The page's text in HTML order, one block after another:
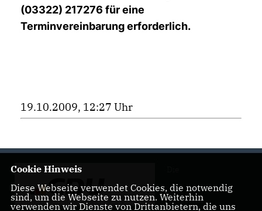
(03322) 217276 für eine
Terminvereinbarung erforderlich.
19.10.2009, 12:27 Uhr
Cookie Hinweis
Diese Webseite verwendet Cookies, die notwendig
sind, um die Webseite zu nutzen. Weiterhin
verwenden wir Dienste von Drittanbietern, die uns